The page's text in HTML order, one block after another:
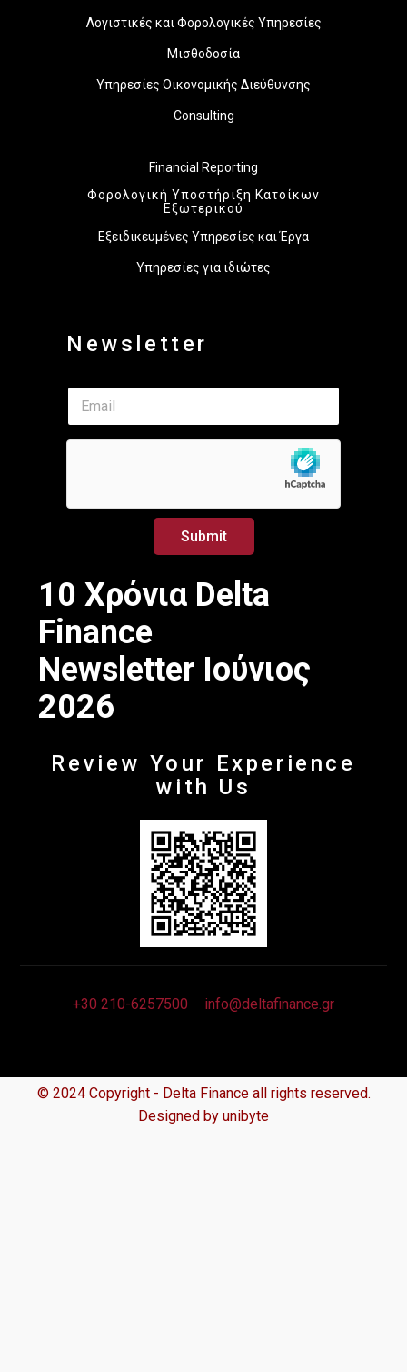
Λογιστικές και Φορολογικές Υπηρεσίες
Μισθοδοσία
Υπηρεσίες Οικονομικής Διεύθυνσης
Consulting
Financial Reporting
Φορολογική Υποστήριξη Κατοίκων
Εξωτερικού
Εξειδικευμένες Υπηρεσίες και Έργα
Υπηρεσίες για ιδιώτες
Newsletter
a
i
l
E
a
i
Submit
10 Χρόνια Delta
Finance
Newsletter Ιούνιος
2026
Review Your Experience
with Us
+30 210-6257500 info@deltafinance.gr
© 2024 Copyright - Delta Finance all rights reserved.
Designed by unibyte